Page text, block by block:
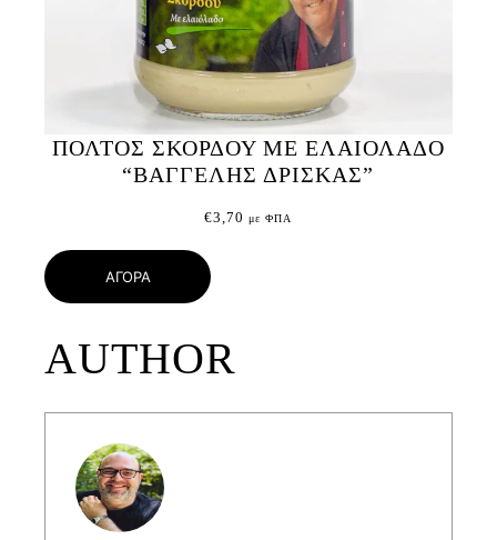
ΠΟΛΤΟΣ ΣΚΟΡΔΟΥ ΜΕ ΕΛΑΙΟΛΑΔΟ
“ΒΑΓΓΕΛΗΣ ΔΡΙΣΚΑΣ”
€3,70 με ΦΠΑ
ΑΓΟΡΑ
AUTHOR